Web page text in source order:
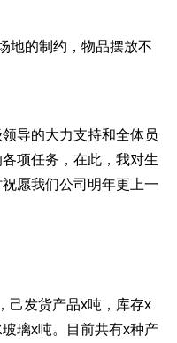
地的制约，物品摆放不
导的大力支持和全体员
项任务，在此，我对生
愿我们公司明年更上一
己发货产品x吨，库存x
璃x吨。目前共有x种产